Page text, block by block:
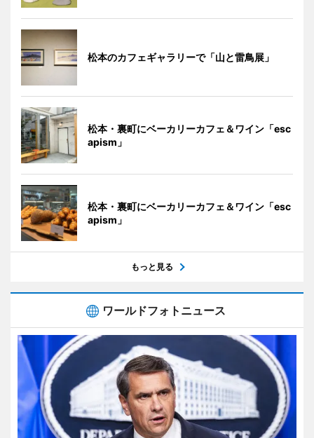
松本のカフェギャラリーで「山と雷鳥展」
松本・裏町にベーカリーカフェ＆ワイン「esc
apism」
松本・裏町にベーカリーカフェ＆ワイン「esc
apism」
もっと見る
ワールドフォトニュース